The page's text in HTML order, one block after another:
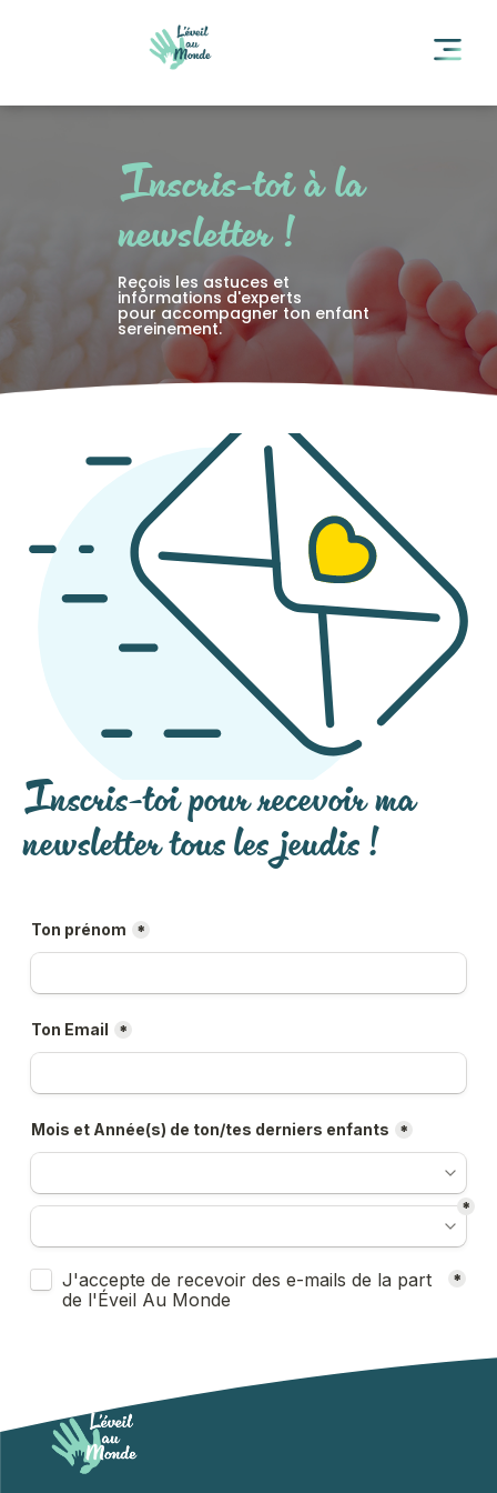
Inscris-toi à la
newsletter !
Reçois les astuces et
informations d'experts
pour accompagner ton enfant
sereinement.
Inscris-toi pour recevoir ma
newsletter tous les jeudis !